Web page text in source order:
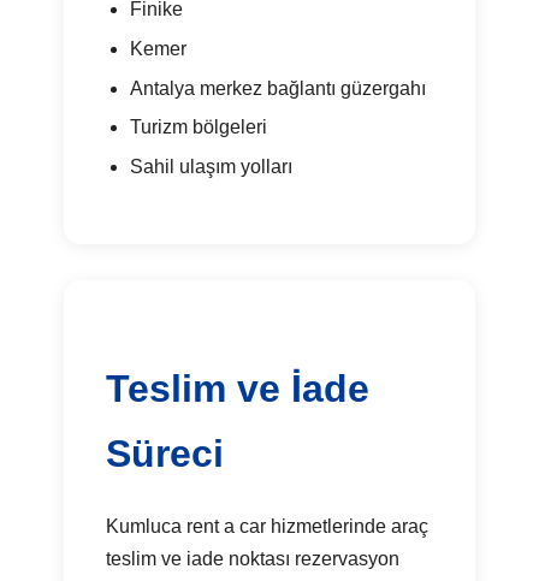
Finike
Kemer
Antalya merkez bağlantı güzergahı
Turizm bölgeleri
Sahil ulaşım yolları
Teslim ve İade
Süreci
Kumluca rent a car hizmetlerinde araç
teslim ve iade noktası rezervasyon